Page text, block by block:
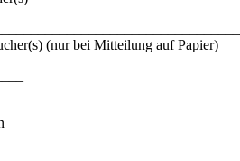
(nur bei Mitteilung auf Papier)